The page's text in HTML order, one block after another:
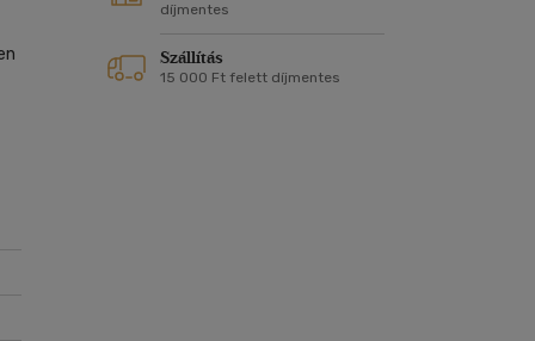
díjmentes
Szállítás
15 000 Ft felett díjmentes